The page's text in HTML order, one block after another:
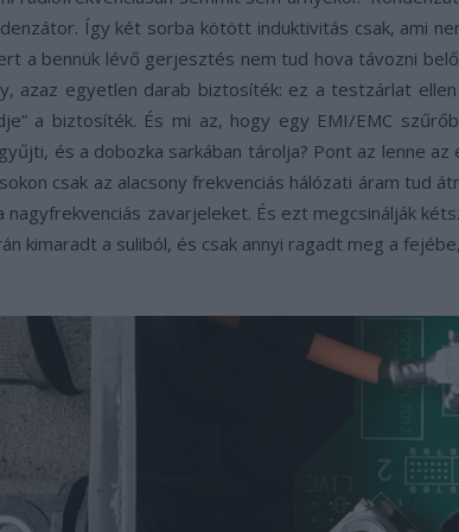
Így két sorba kötött induktivitás csak, ami
a bennük lévő gerjesztés nem tud hova távozni
azaz egyetlen darab biztosíték: ez a testzárlat
a biztosíték. És mi az, hogy egy EMI/EMC
és a dobozka sarkában tárolja? Pont az lenne
csak az alacsony frekvenciás hálózati áram tud
nagyfrekvenciás zavarjeleket. És ezt megcsinálják
kimaradt a suliból, és csak annyi ragadt meg a